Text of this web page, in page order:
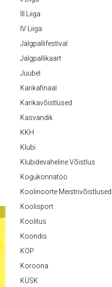
III Liiga
IV Liiga
Jalgpallifestival
Jalgpallikaart
Juubel
Karikafinaal
Karikavõistlused
Kasvandik
KKH
Klubi
Klubidevaheline Võistlus
Kogukonnatöö
Koolinoorte Meistrivõistlused
Koolisport
Koolitus
Koondis
KOP
Koroona
KÜSK